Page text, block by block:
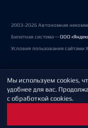
2003-2026 Автономная
Билетная система —ООО
Условия пользования сайтами
Политика обработки
Пользовательское соглашение
Мы используем cookies,
удобнее для вас.
с обработкой cookies.